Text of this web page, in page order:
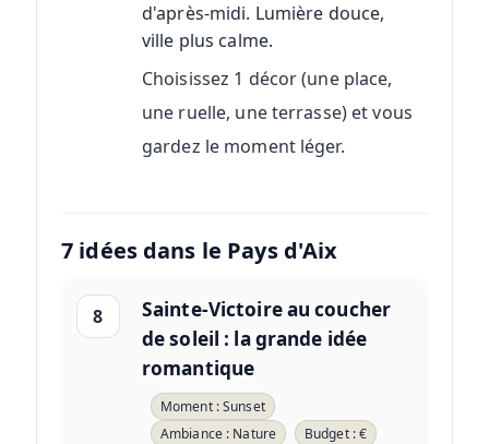
d'après-midi. Lumière douce,
ville plus calme.
Choisissez 1 décor (une place,
une ruelle, une terrasse) et vous
gardez le moment léger.
7 idées dans le Pays d'Aix
8
Sainte-Victoire au coucher
de soleil : la grande idée
romantique
Moment : Sunset
Ambiance : Nature
Budget : €